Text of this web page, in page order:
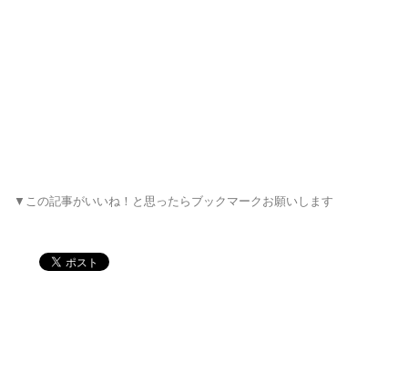
▼この記事がいいね！と思ったらブックマークお願いします